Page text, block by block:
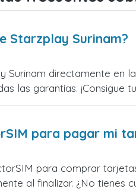
Starzplay Surinam?
Surinam directamente en
las garantías. ¡Consigue
para pagar mi
para comprar
al finalizar. ¿No tienes